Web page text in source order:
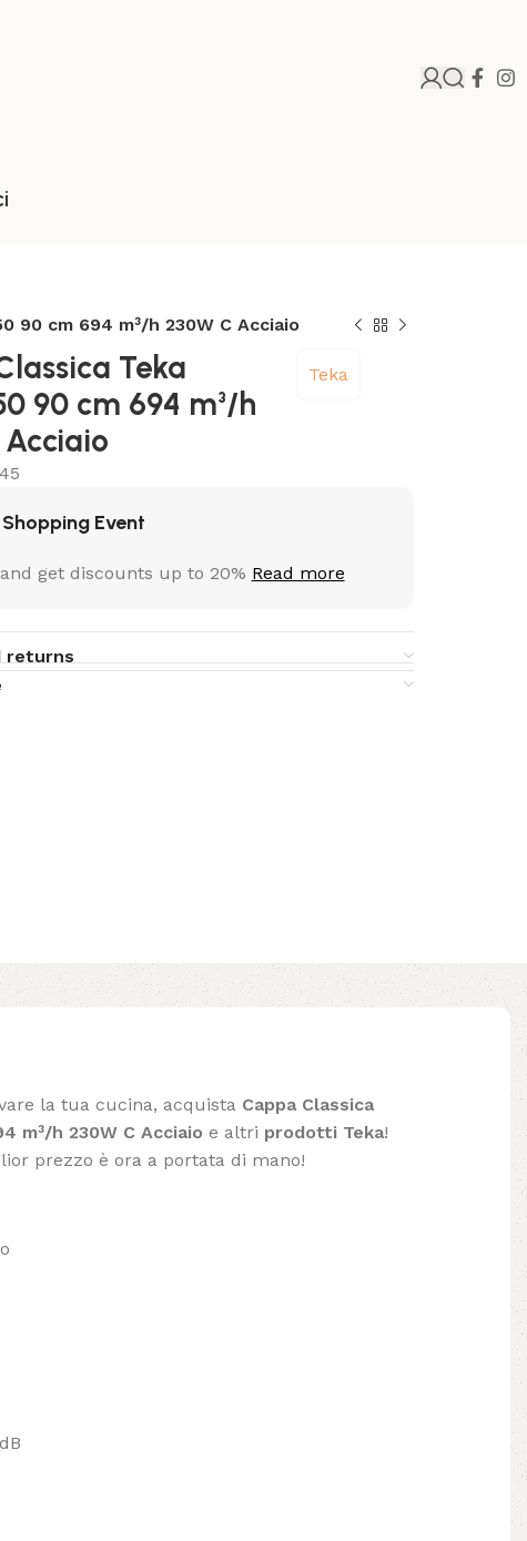
90 cm 694 m³/h 230W C Acciaio
Teka
90 cm 694 m³/h
Teka
Event
get discounts up to 20% Read more
returns
la tua cucina, acquista Cappa Classica
m³/h 230W C Acciaio e altri prodotti Teka!
prezzo è ora a portata di mano!